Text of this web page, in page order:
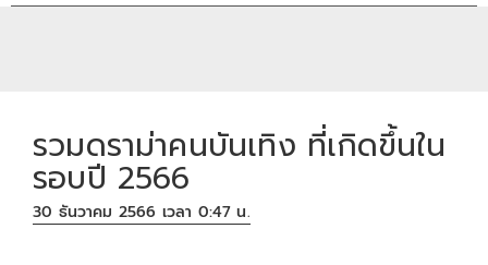
รวมดราม่าคนบันเทิง ที่เกิดขึ้นใน
รอบปี 2566
30 ธันวาคม 2566 เวลา 0:47 น.